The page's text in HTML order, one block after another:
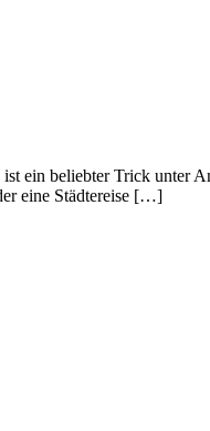
ein beliebter Trick unter
eine Städtereise […]